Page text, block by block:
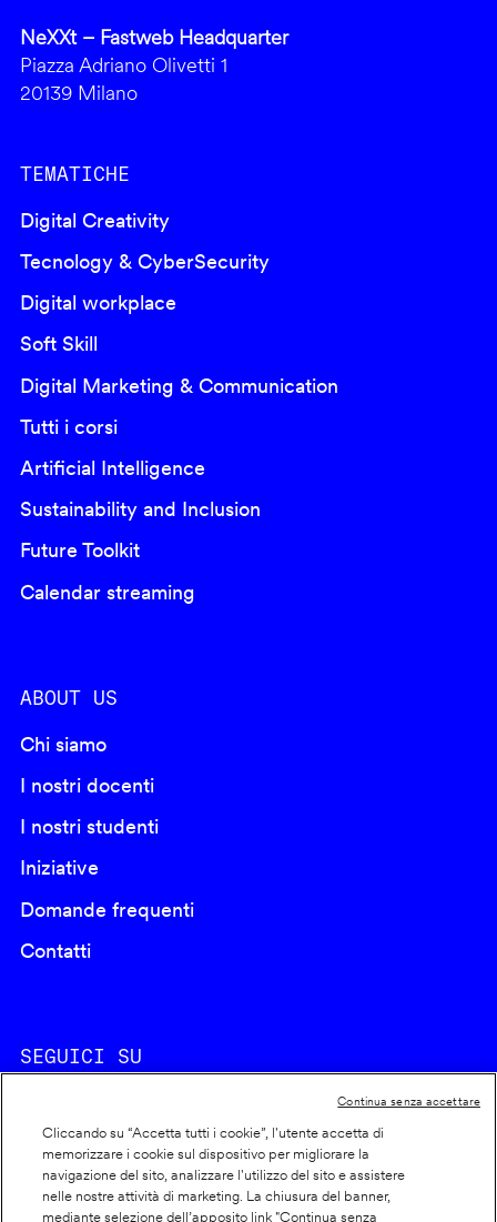
NeXXt – Fastweb Headquarter
Piazza Adriano Olivetti 1
20139 Milano
TEMATICHE
Digital Creativity
Tecnology & CyberSecurity
Digital workplace
Soft Skill
Digital Marketing & Communication
Tutti i corsi
Artificial Intelligence
Sustainability and Inclusion
Future Toolkit
Calendar streaming
ABOUT US
Chi siamo
I nostri docenti
I nostri studenti
Iniziative
Domande frequenti
Contatti
SEGUICI SU
Cookie policy
Cliccando su “Accetta tutti i cookie”, l'utente accetta di
memorizzare i cookie sul dispositivo per migliorare la
navigazione del sito, analizzare l'utilizzo del sito e assistere
nelle nostre attività di marketing. La chiusura del banner,
mediante selezione dell’apposito link "Continua senza
Continua senza accettare